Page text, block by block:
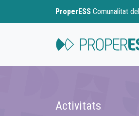
ProperESS Comunalitat
Activitats